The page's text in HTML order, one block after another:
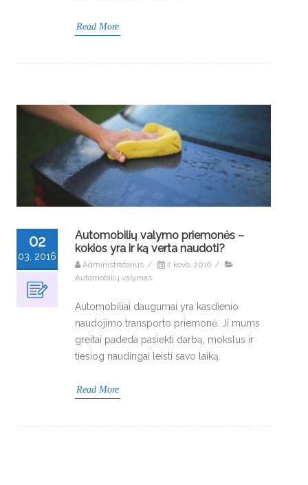
Read More
02
03, 2016
Automobilių valymo priemonės –
kokios yra ir ką verta naudoti?
Administratorius / 2 kovo, 2016 /
Automobilių valymas
Automobiliai daugumai yra kasdienio
naudojimo transporto priemonė. Ji mums
greitai padeda pasiekti darbą, mokslus ir
tiesiog naudingai leisti savo laiką.
Read More